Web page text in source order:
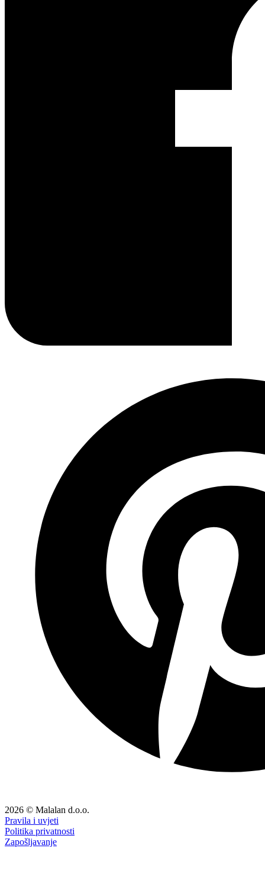
2026 © Malalan d.o.o.
Pravila i uvjeti
Politika privatnosti
Zapošljavanje